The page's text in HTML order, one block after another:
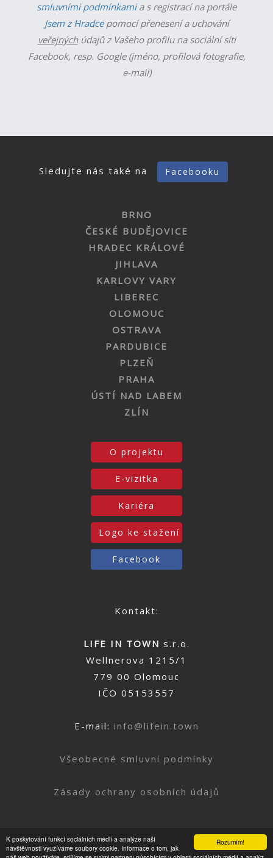
Rozumím!
K poskytování funkcí sociálních médií a analýze naší
návštěvnosti využíváme soubory cookie. Informace o tom, jak
smluvními podmínkamia s registrací na portále
Jsem z Hradcepomocí přenesení a uchování
veřejnýchúdajů z Vašeho profilu na sociální síti
Facebook, resp. Google (jméno, profilová fotografie,
e-mail)
Sledujte nás také na Facebooku
BRNO
ČESKÉ BUDĚJOVICE
HRADEC KRÁLOVÉ
JIHLAVA
KARLOVY VARY
LIBEREC
OLOMOUC
OSTRAVA
PARDUBICE
PLZEŇ
PRAHA
ÚSTÍ NAD LABEM
ZLÍN
O projektu
E-vizitka
Kariéra
Logo ke stažení
Facebook
Kontakt:
LIFE IN TOWN s.r.o.
Wellnerova 1215/1
779 00 Olomouc
IČO 05153557
E-mail: info@lifein.town
Všeobecné smluvní podmínky
Zásady ochrany osobních údajů
Nahoru